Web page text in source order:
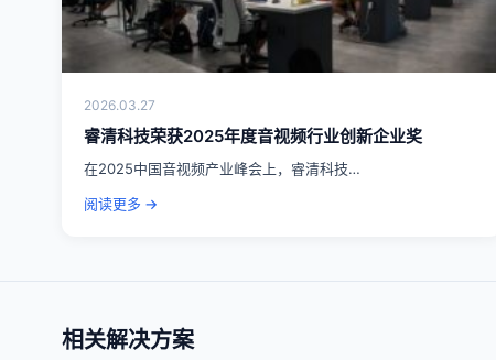
2026.03.27
睿清科技荣获2025年度音视频行业创新企业奖
在2025中国音视频产业峰会上，睿清科技…
阅读更多 →
相关解决方案